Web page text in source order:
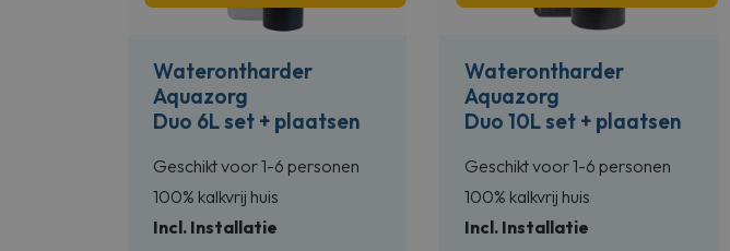
Waterontharder
Aquazorg
Duo 6L set + plaatsen
Geschikt voor 1-6 personen
100% kalkvrij huis
Incl. Installatie
Waterontharder
Aquazorg
Duo 10L set + plaatsen
Geschikt voor 1-6 personen
100% kalkvrij huis
Incl. Installatie